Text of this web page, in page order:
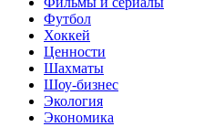
Футбол
Хоккей
Ценности
Шахматы
Шоу-бизнес
Экология
Экономика